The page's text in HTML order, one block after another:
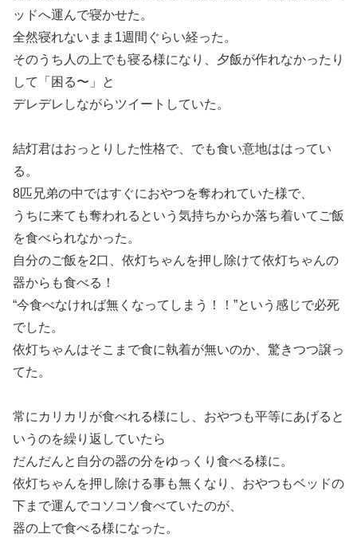
ッドへ運んで寝かせた。
全然寝れないまま1週間ぐらい経った。
そのうち人の上でも寝る様になり、夕飯が作れなかったり
して「困る〜」と
デレデレしながらツイートしていた。
結灯君はおっとりした性格で、でも食い意地ははってい
る。
8匹兄弟の中ではすぐにおやつを奪われていた様で、
うちに来ても奪われるという気持ちからか落ち着いてご飯
を食べられなかった。
自分のご飯を2口、依灯ちゃんを押し除けて依灯ちゃんの
器からも食べる！
“今食べなければ無くなってしまう！！”という感じで必死
でした。
依灯ちゃんはそこまで食に執着が無いのか、驚きつつ譲っ
てた。
常にカリカリが食べれる様にし、おやつも平等にあげると
いうのを繰り返していたら
だんだんと自分の器の分をゆっくり食べる様に。
依灯ちゃんを押し除ける事も無くなり、おやつもベッドの
下まで運んでコソコソ食べていたのが、
器の上で食べる様になった。